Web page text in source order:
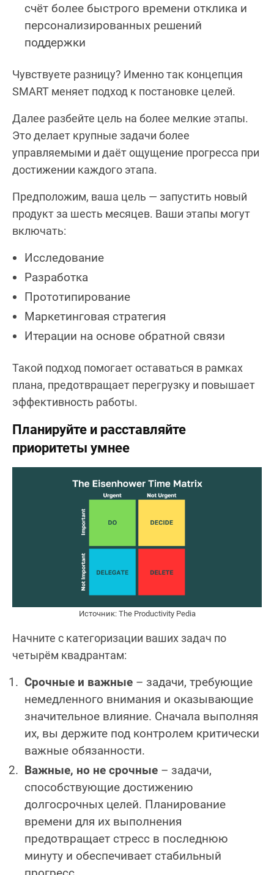
счёт более быстрого времени отклика и
персонализированных решений
поддержки
Чувствуете разницу? Именно так концепция
SMART меняет подход к постановке целей.
Далее разбейте цель на более мелкие этапы.
Это делает крупные задачи более
управляемыми и даёт ощущение прогресса при
достижении каждого этапа.
Предположим, ваша цель — запустить новый
продукт за шесть месяцев. Ваши этапы могут
включать:
Исследование
Разработка
Прототипирование
Маркетинговая стратегия
Итерации на основе обратной связи
Такой подход помогает оставаться в рамках
плана, предотвращает перегрузку и повышает
эффективность работы.
Планируйте и расставляйте
приоритеты умнее
Источник: The Productivity Pedia
Начните с категоризации ваших задач по
четырём квадрантам:
Срочные и важные – задачи, требующие
немедленного внимания и оказывающие
значительное влияние. Сначала выполняя
их, вы держите под контролем критически
важные обязанности.
Важные, но не срочные – задачи,
способствующие достижению
долгосрочных целей. Планирование
времени для их выполнения
предотвращает стресс в последнюю
минуту и обеспечивает стабильный